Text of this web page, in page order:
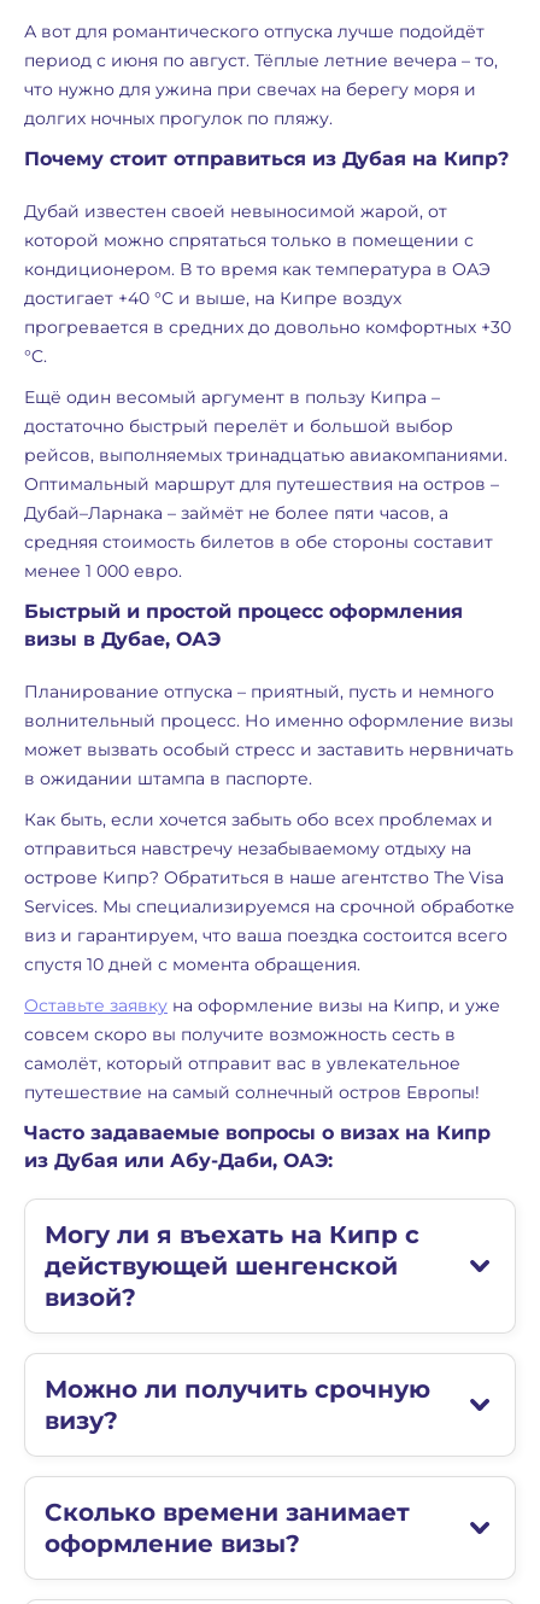
А вот для романтического отпуска лучше подойдёт
период с июня по август. Тёплые летние вечера – то,
что нужно для ужина при свечах на берегу моря и
долгих ночных прогулок по пляжу.
Почему стоит отправиться из Дубая на Кипр?
Дубай известен своей невыносимой жарой, от
которой можно спрятаться только в помещении с
кондиционером. В то время как температура в ОАЭ
достигает +40 °C и выше, на Кипре воздух
прогревается в средних до довольно комфортных +30
°C.
Ещё один весомый аргумент в пользу Кипра –
достаточно быстрый перелёт и большой выбор
рейсов, выполняемых тринадцатью авиакомпаниями.
Оптимальный маршрут для путешествия на остров –
Дубай–Ларнака – займёт не более пяти часов, а
средняя стоимость билетов в обе стороны составит
менее 1 000 евро.
Быстрый и простой процесс оформления
визы в Дубае, ОАЭ
Планирование отпуска – приятный, пусть и немного
волнительный процесс. Но именно оформление визы
может вызвать особый стресс и заставить нервничать
в ожидании штампа в паспорте.
Как быть, если хочется забыть обо всех проблемах и
отправиться навстречу незабываемому отдыху на
острове Кипр? Обратиться в наше агентство The Visa
Services. Мы специализируемся на срочной обработке
виз и гарантируем, что ваша поездка состоится всего
спустя 10 дней с момента обращения.
Оставьте заявку на оформление визы на Кипр, и уже
совсем скоро вы получите возможность сесть в
самолёт, который отправит вас в увлекательное
путешествие на самый солнечный остров Европы!
Часто задаваемые вопросы о визах на Кипр
из Дубая или Абу-Даби, ОАЭ:
Могу ли я въехать на Кипр с
действующей шенгенской
визой?
Можно ли получить срочную
визу?
Сколько времени занимает
оформление визы?